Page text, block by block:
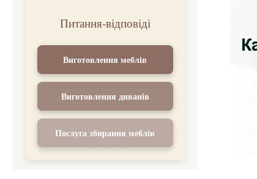
Питання-відповіді
Виготовлення меблів
Виготовлення диванів
Послуга збирання меблів